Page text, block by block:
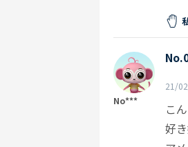
No***
21/
こ
好